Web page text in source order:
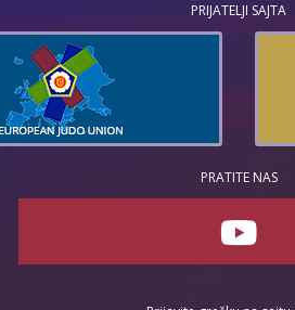
PRIJATELJI SAJTA
PRATITE NAS